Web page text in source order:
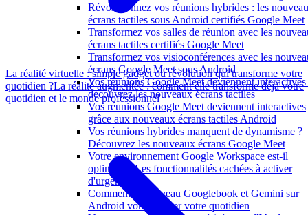
Révolutionnez vos réunions hybrides : les
écrans tactiles sous Android certifiés Google Meet
Transformez vos salles de réunion avec les
écrans tactiles certifiés Google Meet
Transformez vos visioconférences avec les
écrans Google Meet sous Android
Vos réunions Google Meet deviennent interactives
découvrez les nouveaux écrans tactiles
Vos réunions Google Meet deviennent interactives
grâce aux nouveaux écrans tactiles Android
Vos réunions hybrides manquent de dynamisme ?
Découvrez les nouveaux écrans Google Meet
Votre environnement Google Workspace est-il
optimisé ? Les fonctionnalités cachées à activer
d'urgence
Comment le nouveau Googlebook et Gemini sur
Android vont faciliter votre quotidien
La réalité virtuelle : simple gadget ou révolution qui transforme votre
quotidien ?La réalité augmentée : comment elle transforme déjà votre
quotidien et le monde professionnel